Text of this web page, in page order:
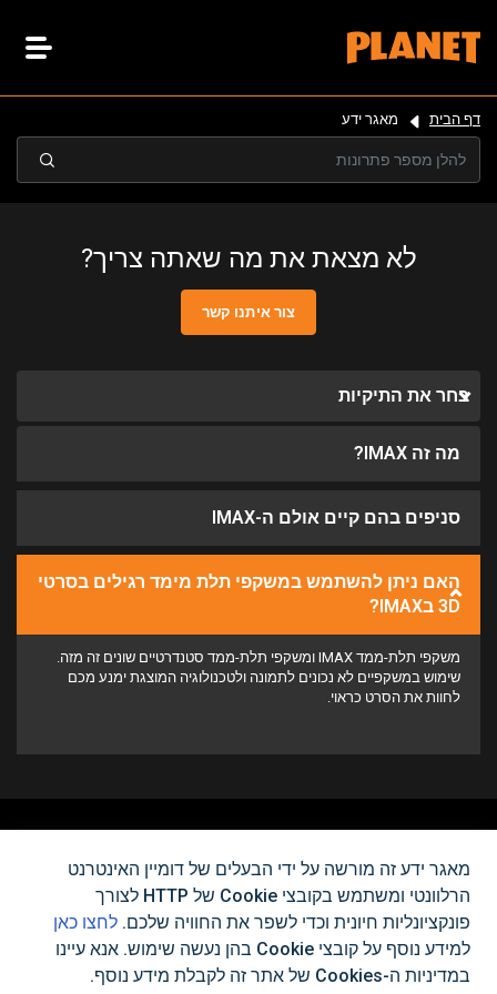
דף הבית מאגר ידע
לא מצאת את מה שאתה צריך?
צור איתנו קשר
בחר את התיקיות
מה זה IMAX?
סניפים בהם קיים אולם ה-IMAX
האם ניתן להשתמש במשקפי תלת מימד רגילים בסרטי
3D בIMAX?
משקפי תלת-ממד IMAX ומשקפי תלת-ממד סטנדרטיים שונים זה מזה.
שימוש במשקפיים לא נכונים לתמונה ולטכנולוגיה המוצגת ימנע מכם
לחוות את הסרט כראוי.
לא מצאת את מה שאתה צריך?
מאגר ידע זה מורשה על ידי הבעלים של דומיין האינטרנט
הרלוונטי ומשתמש בקובצי Cookie של HTTP לצורך
פונקציונליות חיונית וכדי לשפר את החוויה שלכם. לחצו כאן
למידע נוסף על קובצי Cookie בהן נעשה שימוש. אנא עיינו
במדיניות ה-Cookies של אתר זה לקבלת מידע נוסף.